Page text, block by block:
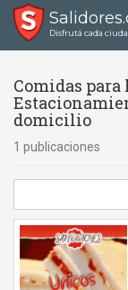
Disfrutá cada
Comidas
domicilio
1 publicaciones